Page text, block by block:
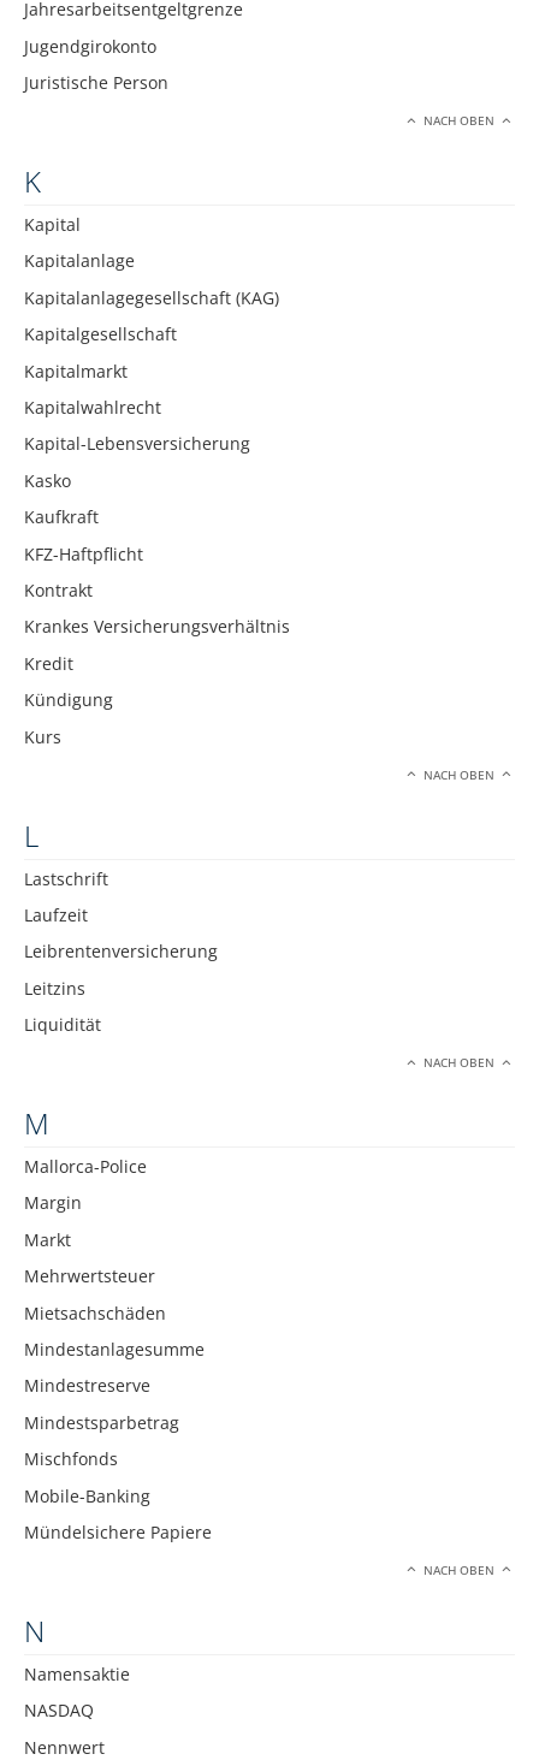
Jahresarbeitsentgeltgrenze
Jugendgirokonto
Juristische Person
NACH OBEN
K
Kapital
Kapitalanlage
Kapitalanlagegesellschaft (KAG)
Kapitalgesellschaft
Kapitalmarkt
Kapitalwahlrecht
Kapital-Lebensversicherung
Kasko
Kaufkraft
KFZ-Haftpflicht
Kontrakt
Krankes Versicherungsverhältnis
Kredit
Kündigung
Kurs
NACH OBEN
L
Lastschrift
Laufzeit
Leibrentenversicherung
Leitzins
Liquidität
NACH OBEN
M
Mallorca-Police
Margin
Markt
Mehrwertsteuer
Mietsachschäden
Mindestanlagesumme
Mindestreserve
Mindestsparbetrag
Mischfonds
Mobile-Banking
Mündelsichere Papiere
NACH OBEN
N
Namensaktie
NASDAQ
Nennwert